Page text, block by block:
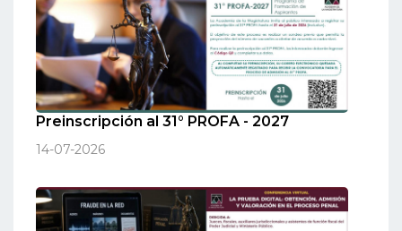
Preinscripción al 31° PROFA - 2027
14-07-2026